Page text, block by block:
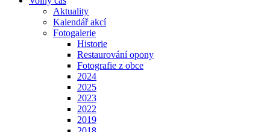
Aktuality
Kalendář akcí
Fotogalerie
Historie
Restaurování opony
Fotografie z obce
2024
2025
2023
2022
2019